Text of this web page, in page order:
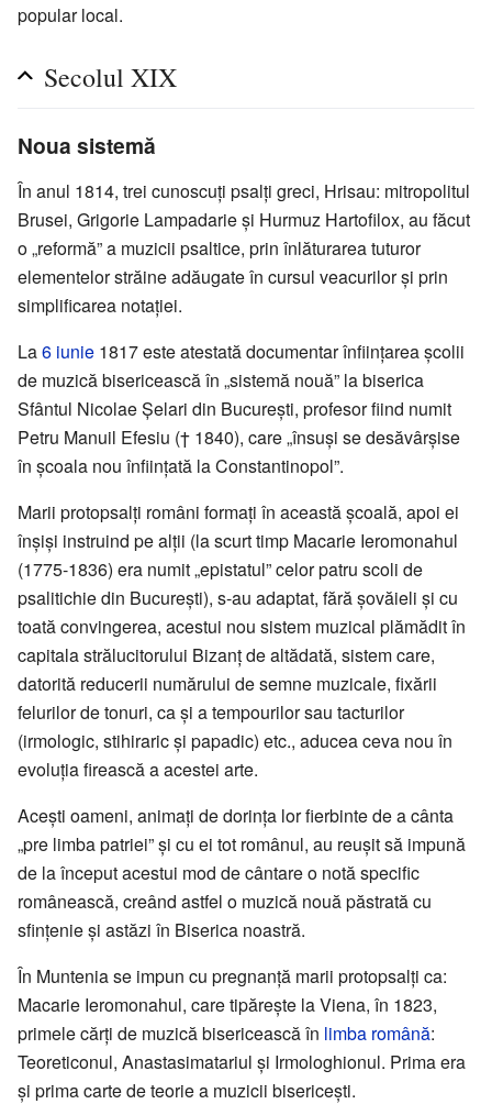
popular local.
Secolul XIX
Noua sistemă
În anul 1814, trei cunoscuți psalți greci, Hrisau: mitropolitul
Brusei, Grigorie Lampadarie și Hurmuz Hartofilox, au făcut
o „reformă” a muzicii psaltice, prin înlăturarea tuturor
elementelor străine adăugate în cursul veacurilor și prin
simplificarea notației.
La6 iunie 1817 este atestată documentar înființarea școlii
de muzică bisericească în „sistemă nouă” la biserica
Sfântul Nicolae Șelari din București, profesor fiind numit
Petru Manuil Efesiu († 1840), care „însuși se desăvârșise
în școala nou înființată la Constantinopol”.
Marii protopsalți români formați în această școală, apoi ei
înșiși instruind pe alții (la scurt timp Macarie Ieromonahul
(1775-1836) era numit „epistatul” celor patru scoli de
psalitichie din București), s-au adaptat, fără șovăieli și cu
toată convingerea, acestui nou sistem muzical plămădit în
capitala strălucitorului Bizanț de altădată, sistem care,
datorită reducerii numărului de semne muzicale, fixării
felurilor de tonuri, ca și a tempourilor sau tacturilor
(irmologic, stihiraric și papadic) etc., aducea ceva nou în
evoluția firească a acestei arte.
Acești oameni, animați de dorința lor fierbinte de a cânta
„pre limba patriei” și cu ei tot românul, au reușit să impună
de la început acestui mod de cântare o notă specific
românească, creând astfel o muzică nouă păstrată cu
sfințenie și astăzi în Biserica noastră.
În Muntenia se impun cu pregnanță marii protopsalți ca:
Macarie Ieromonahul, care tipărește la Viena, în 1823,
primele cărți de muzică bisericească în limba română:
Teoreticonul, Anastasimatariul și Irmologhionul. Prima era
și prima carte de teorie a muzicii bisericești.